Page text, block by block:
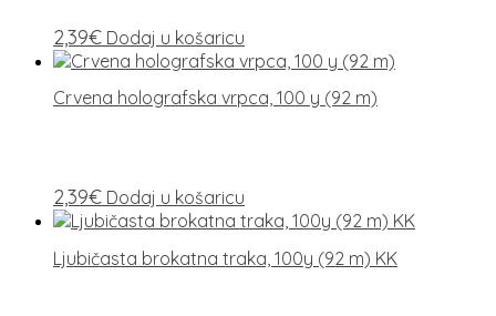
2,39€ Dodaj u košaricu
Crvena holografska vrpca, 100 y (92 m)
2,39€ Dodaj u košaricu
Ljubičasta brokatna traka, 100y (92 m) KK